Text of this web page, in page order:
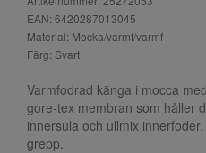
EAN: 6420287013045
Material: Mocka/varmf/varmf
Färg: Svart
Varmfodrad känga i mocca
gore-tex membran som håller
innersula och ullmix
grepp.